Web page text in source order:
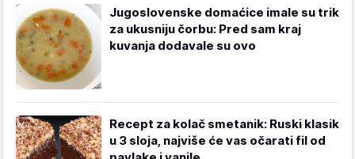
Jugoslovenske domaćice imale su trik
za ukusniju čorbu: Pred sam kraj
kuvanja dodavale su ovo
Recept za kolač smetanik: Ruski klasik
u 3 sloja, najviše će vas očarati fil od